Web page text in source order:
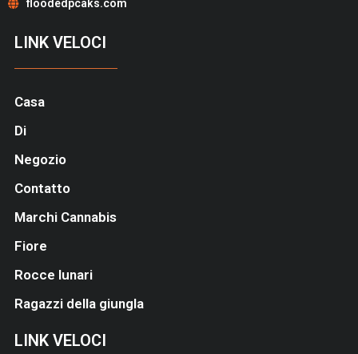
floodedpcaks.com
LINK VELOCI
Casa
Di
Negozio
Contatto
Marchi Cannabis
Fiore
Rocce lunari
Ragazzi della giungla
LINK VELOCI